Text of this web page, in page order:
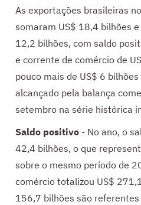
As exportações brasileiras
somaram US$ 18,4 bilhões
12,2 bilhões, com saldo
e corrente de comércio de
pouco mais de US$ 6
alcançado pela balança
setembro na série histórica
Saldo positivo - No ano, o
42,4 bilhões, o que
sobre o mesmo período de
comércio totalizou US$
156,7 bilhões são